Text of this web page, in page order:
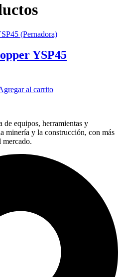
YSP45
al carrito
de equipos, herramientas y
minería y la construcción, con más
mercado.